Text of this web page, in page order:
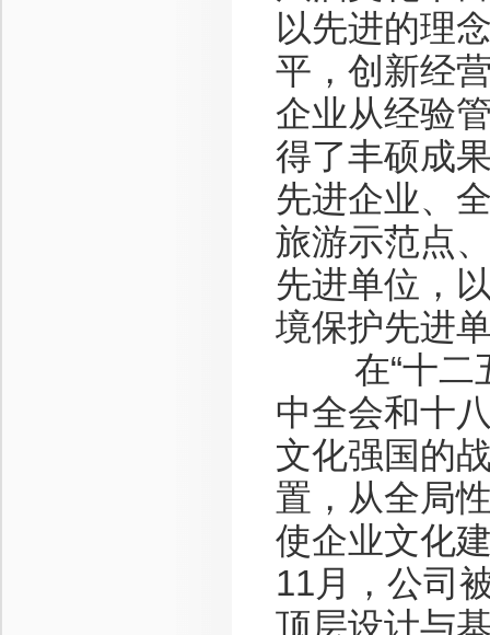
以先进的理
平，创新经
企业从经验
得了丰硕成
先进企业、
旅游示范点
先进单位，
境保护先进
在“十二五
中全会和十
文化强国的
置，从全局
使企业文化
11月，公司
顶层设计与